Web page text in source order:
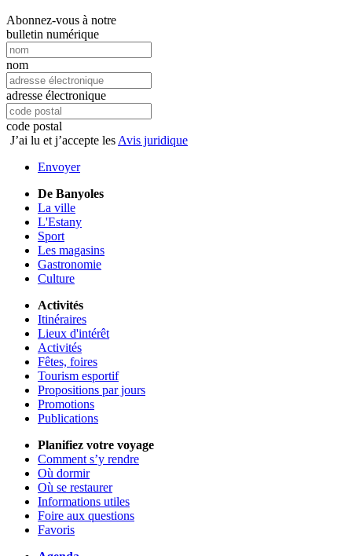
Abonnez-vous à notre
bulletin numérique
nom
adresse électronique
code postal
J’ai lu et j’accepte les Avis juridique
Envoyer
De Banyoles
La ville
L'Estany
Sport
Les magasins
Gastronomie
Culture
Activités
Itinéraires
Lieux d'intérêt
Activités
Fêtes, foires
Tourism esportif
Propositions par jours
Promotions
Publications
Planifiez votre voyage
Comment s’y rendre
Où dormir
Où se restaurer
Informations utiles
Foire aux questions
Favoris